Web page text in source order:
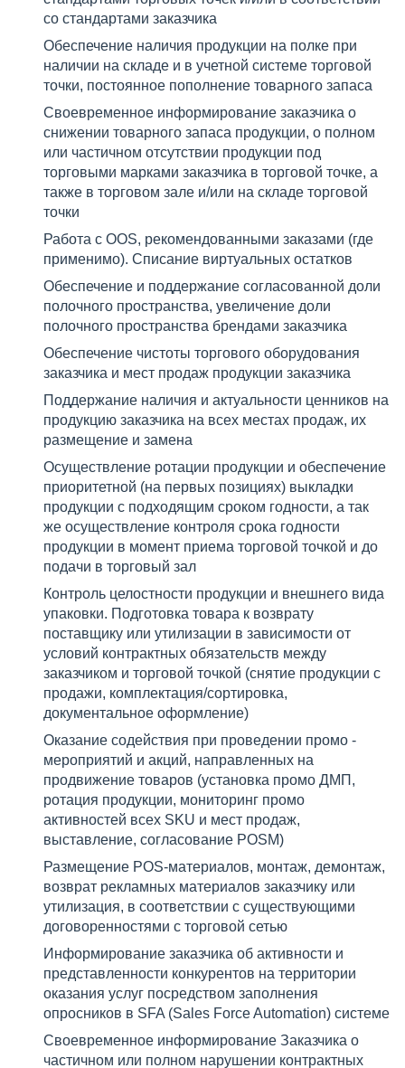
со стандартами заказчика
Обеспечение наличия продукции на полке при
наличии на складе и в учетной системе торговой
точки, постоянное пополнение товарного запаса
Своевременное информирование заказчика о
снижении товарного запаса продукции, о полном
или частичном отсутствии продукции под
торговыми марками заказчика в торговой точке, а
также в торговом зале и/или на складе торговой
точки
Работа с OOS, рекомендованными заказами (где
применимо). Списание виртуальных остатков
Обеспечение и поддержание согласованной доли
полочного пространства, увеличение доли
полочного пространства брендами заказчика
Обеспечение чистоты торгового оборудования
заказчика и мест продаж продукции заказчика
Поддержание наличия и актуальности ценников на
продукцию заказчика на всех местах продаж, их
размещение и замена
Осуществление ротации продукции и обеспечение
приоритетной (на первых позициях) выкладки
продукции с подходящим сроком годности, а так
же осуществление контроля срока годности
продукции в момент приема торговой точкой и до
подачи в торговый зал
Контроль целостности продукции и внешнего вида
упаковки. Подготовка товара к возврату
поставщику или утилизации в зависимости от
условий контрактных обязательств между
заказчиком и торговой точкой (снятие продукции с
продажи, комплектация/сортировка,
документальное оформление)
Оказание содействия при проведении промо -
мероприятий и акций, направленных на
продвижение товаров (установка промо ДМП,
ротация продукции, мониторинг промо
активностей всех SKU и мест продаж,
выставление, согласование POSM)
Размещение POS-материалов, монтаж, демонтаж,
возврат рекламных материалов заказчику или
утилизация, в соответствии с существующими
договоренностями с торговой сетью
Информирование заказчика об активности и
представленности конкурентов на территории
оказания услуг посредством заполнения
опросников в SFA (Sales Force Automation) системе
Своевременное информирование Заказчика о
частичном или полном нарушении контрактных